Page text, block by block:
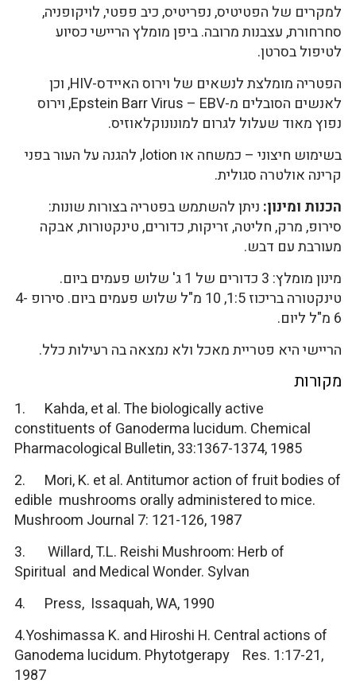
למקרים של הפטיטיס, נפריטיס, כיב פפטי, לויקופניה,
סחרחורת, עצבנות מרובה. ביפן מומלץ הריישי כסיוע
לטיפול בסרטן.
הפטריה מומלצת לנשאים של וירוס האיידס-HIV, וכן
לאנשים הסובלים מ-Epstein Barr Virus – EBV, וירוס
נפוץ מאוד שעלול לגרום למונונוקלאוזיס.
בשימוש חיצוני – כמשחה או lotion, להגנה על העור בפני
קרינה אולטרה סגולית.
הכנות ומינון: ניתן להשתמש בפטריה בצורות שונות:
סירופ, מרק, חליטה, זריקות, כדורים, טינקטורות, אבקה
מעורבת עם דבש.
מינון מומלץ: 3 כדורים של 1 ג' שלוש פעמים ביום.
טינקטורה בריכוז 1:5, 10 מ"ל שלוש פעמים ביום. סירופ 4-
6 מ"ל ליום.
הריישי היא פטריית מאכל ולא נמצאה בה רעילות כלל.
מקורות
1. Kahda, et al. The biologically active
constituents of Ganoderma lucidum. Chemical
Pharmacological Bulletin, 33:1367-1374, 1985
2. Mori, K. et al. Antitumor action of fruit bodies of
edible mushrooms orally administered to mice.
Mushroom Journal 7: 121-126, 1987
3. Willard, T.L. Reishi Mushroom: Herb of
Spiritual and Medical Wonder. Sylvan
4. Press, Issaquah, WA, 1990
4.Yoshimassa K. and Hiroshi H. Central actions of
Ganodema lucidum. Phytotgerapy Res. 1:17-21,
1987